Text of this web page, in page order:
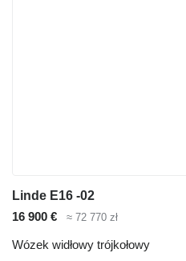
Linde E16 -02
16 900 €
≈ 72 770 zł
Wózek widłowy trójkołowy